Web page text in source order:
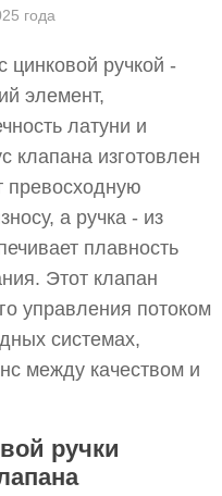
года
цинковой ручкой -
элемент,
латуни и
клапана изготовлен
превосходную
а ручка - из
плавность
Этот клапан
управления потоком
системах,
между качеством и
ручки